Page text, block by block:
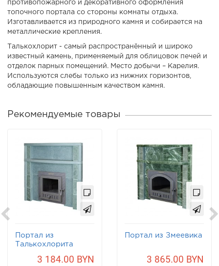
противопожарного и декоративного оформления
топочного портала со стороны комнаты отдыха.
Изготавливается из природного камня и собирается на
металлические крепления.
Талькохлорит - самый распространённый и широко
известный камень, применяемый для облицовок печей и
отделок парных помещений. Место добычи – Карелия.
Используются слебы только из нижних горизонтов,
обладающие повышенным качеством камня.
Рекомендуемые товары
Портал из
Талькохлорита
3 184.00 BYN
Портал из Змеевика
3 865.00 BYN